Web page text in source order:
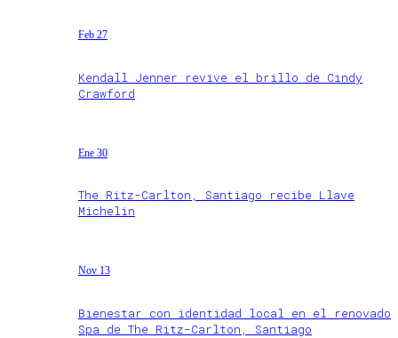
Feb 27
Kendall Jenner revive el brillo de Cindy
Crawford
Ene 30
The Ritz-Carlton, Santiago recibe Llave
Michelin
Nov 13
Bienestar con identidad local en el renovado
Spa de The Ritz-Carlton, Santiago